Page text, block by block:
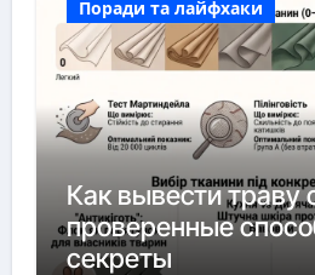
Поради та лайфхаки
Как вывести траву
проверенные
секреты